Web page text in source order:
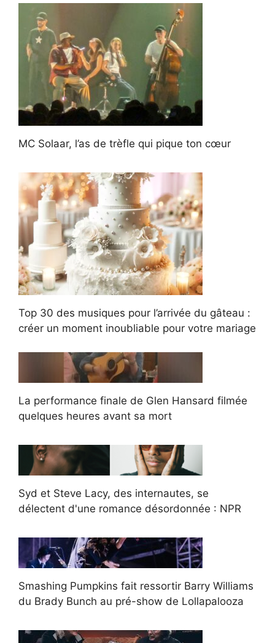
MC Solaar, l’as de trèfle qui pique ton cœur
Top 30 des musiques pour l’arrivée du gâteau :
créer un moment inoubliable pour votre mariage
La performance finale de Glen Hansard filmée
quelques heures avant sa mort
Syd et Steve Lacy, des internautes, se
délectent d'une romance désordonnée : NPR
Smashing Pumpkins fait ressortir Barry Williams
du Brady Bunch au pré-show de Lollapalooza